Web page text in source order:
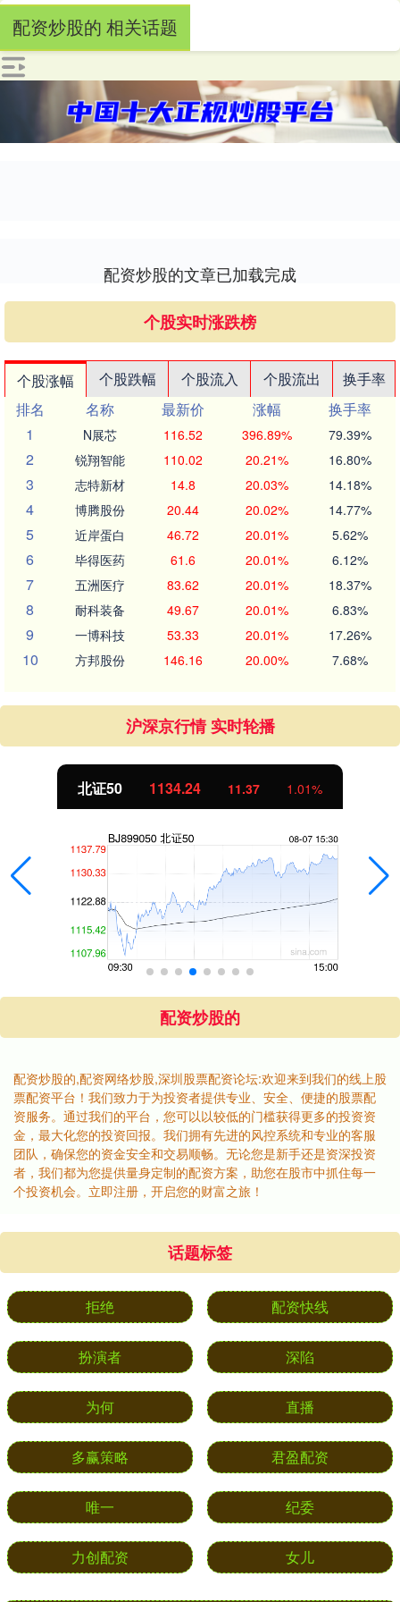
配资炒股的 相关话题
配资炒股的文章已加载完成
个股实时涨跌榜
个股涨幅 个股跌幅 个股流入 个股流出
换手率
排名
名称 最新价 涨幅
换手率
1
N展芯 116.52 396.89% 79.39%
2 锐翔智能 110.02 20.21% 16.80%
3 志特新材 14.8 20.03% 14.18%
4 博腾股份 20.44 20.02% 14.77%
5 近岸蛋白 46.72 20.01% 5.62%
6 毕得医药 61.6 20.01% 6.12%
7 五洲医疗 83.62 20.01% 18.37%
8 耐科装备 49.67 20.01% 6.83%
9 一博科技 53.33 20.01% 17.26%
10 方邦股份 146.16 20.00% 7.68%
沪深京行情 实时轮播
北证50 1134.24 11.37 1.01%
配资炒股的
配资炒股的,配资网络炒股,深圳股票配资论坛:欢迎来到我们的线上股
票配资平台！我们致力于为投资者提供专业、安全、便捷的股票配
资服务。通过我们的平台，您可以以较低的门槛获得更多的投资资
金，最大化您的投资回报。我们拥有先进的风控系统和专业的客服
团队，确保您的资金安全和交易顺畅。无论您是新手还是资深投资
者，我们都为您提供量身定制的配资方案，助您在股市中抓住每一
个投资机会。立即注册，开启您的财富之旅！
话题标签
拒绝 配资快线
扮演者 深陷
为何 直播
多赢策略 君盈配资
唯一 纪委
力创配资 女儿